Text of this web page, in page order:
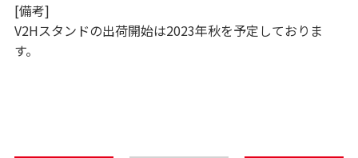
[備考]
V2Hスタンドの出荷開始は2023年秋を予定しておりま
す。